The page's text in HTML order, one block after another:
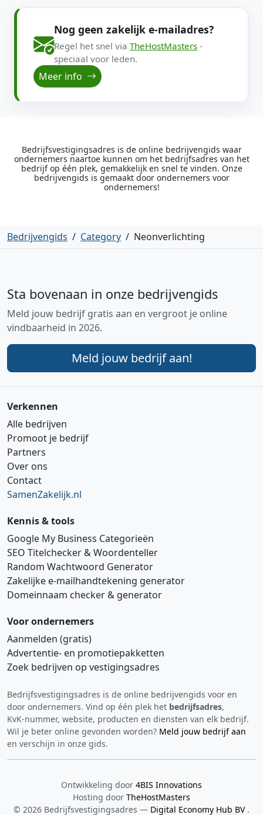
Nog geen zakelijk e-mailadres?
Regel het snel via TheHostMasters -
speciaal voor leden.
Meer info
Bedrijfsvestigingsadres is de online bedrijvengids waar
ondernemers naartoe kunnen om het bedrijfsadres van het
bedrijf op één plek, gemakkelijk en snel te vinden. Onze
bedrijvengids is gemaakt door ondernemers voor
ondernemers!
Bedrijvengids / Category / Neonverlichting
Sta bovenaan in onze bedrijvengids
Meld jouw bedrijf gratis aan en vergroot je online
vindbaarheid in 2026.
Meld jouw bedrijf aan!
Verkennen
Alle bedrijven
Promoot je bedrijf
Partners
Over ons
Contact
SamenZakelijk.nl
Kennis & tools
Google My Business Categorieën
SEO Titelchecker & Woordenteller
Random Wachtwoord Generator
Zakelijke e‑mailhandtekening generator
Domeinnaam checker & generator
Voor ondernemers
Aanmelden (gratis)
Advertentie‑ en promotiepakketten
Zoek bedrijven op vestigingsadres
Bedrijfsvestigingsadres is de online bedrijvengids voor en
door ondernemers. Vind op één plek het bedrijfsadres,
KvK‑nummer, website, producten en diensten van elk bedrijf.
Wil je beter online gevonden worden? Meld jouw bedrijf aan
en verschijn in onze gids.
Ontwikkeling door 4BIS Innovations
Hosting door TheHostMasters
© 2026 Bedrijfsvestigingsadres — Digital Economy Hub BV .
Hi 👋 We horen graag uw feedback!
Verstuur